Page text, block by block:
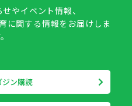
やイベント情報、
に関する情報をお届けしま
ジン購読